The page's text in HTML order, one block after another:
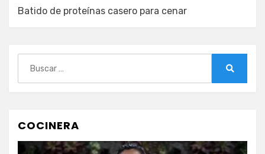
Batido de proteínas casero para cenar
COCINERA